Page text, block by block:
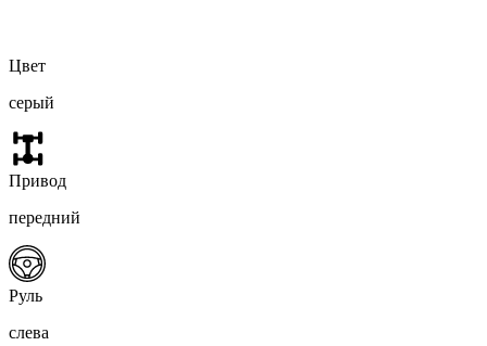
Цвет
серый
Привод
передний
Руль
слева